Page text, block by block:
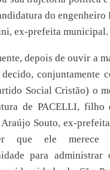
do
ex-prefeita municipal.
depois de ouvir a
decido, conjuntamente
Social Cristão) o
de PACELLI, filho
Souto, ex-
que ele merece
para administrar